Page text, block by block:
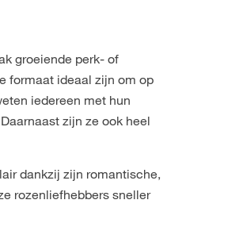
groeiende perk- of
formaat ideaal zijn om op
iedereen met hun
zijn ze ook heel
dankzij zijn romantische,
rozenliefhebbers sneller